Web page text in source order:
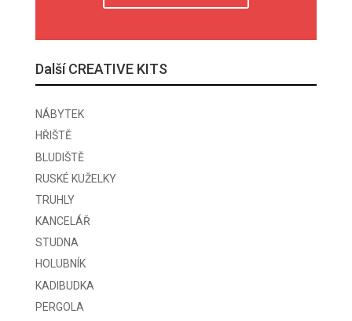
Další CREATIVE KITS
NÁBYTEK
HŘIŠTĚ
BLUDIŠTĚ
RUSKÉ KUŽELKY
TRUHLY
KANCELÁŘ
STUDNA
HOLUBNÍK
KADIBUDKA
PERGOLA